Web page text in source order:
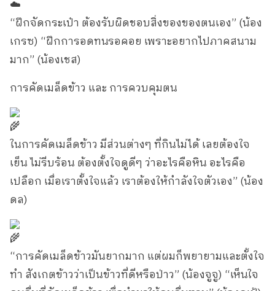
“ฝึกจัดกระเป๋า ต้องรับผิดชอบสิ่งของของตนเอง” (น้อง
เกรซ) “ฝึกการอดทนรอคอย เพราะอยากไปภาคสนาม
มาก” (น้องเชส)
การคัดเมล็ดข้าว และ การควบคุมตน
ในการคัดเมล็ดข้าว มีส่วนต่างๆ ที่กินไม่ได้ เลยต้องใจ
เย็น ไม่รีบร้อน ต้องตั้งใจดูดีๆ ว่าอะไรคือหิน อะไรคือ
เปลือก เมื่อเราตั้งใจแล้ว เราต้องให้กำลังใจตัวเอง” (น้อง
ดล)
“การคัดเมล็ดข้าวมันยากมาก แต่ผมก็พยายามและตั้งใจ
ทำ สังเกตข้าวว่าเป็นข้าวที่ดีหรือป่าว” (น้องจูจู) “เห็นใจ